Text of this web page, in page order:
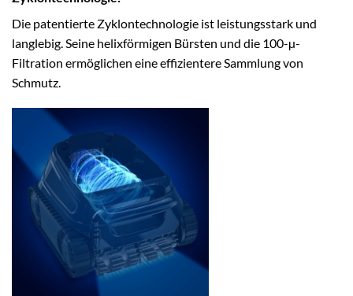
Die patentierte Zyklontechnologie ist leistungsstark und
langlebig. Seine helixförmigen Bürsten und die 100-µ-
Filtration ermöglichen eine effizientere Sammlung von
Schmutz.